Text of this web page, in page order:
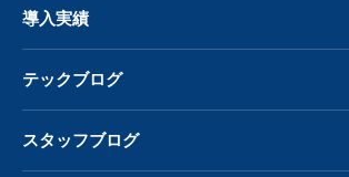
導入実績
テックブログ
スタッフブログ